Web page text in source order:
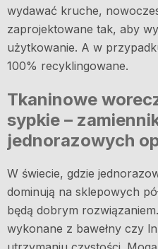
wydawać kruche,
zaprojektowane tak, aby
użytkowanie. A w
100% recyklingowane.
Tkaninowe
sypkie –
jednorazowych
W świecie, gdzie
dominują na sklepowych
będą dobrym
wykonane z bawełny czy